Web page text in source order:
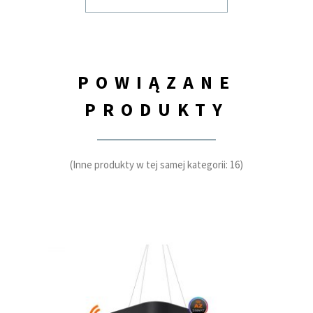
POWIĄZANE
PRODUKTY
(Inne produkty w tej samej kategorii: 16)